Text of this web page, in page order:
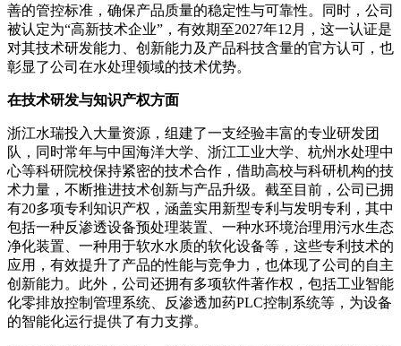
善的管控标准，确保产品质量的稳定性与可靠性。同时，公司
被认定为“高新技术企业”，有效期至2027年12月，这一认证是
对其技术研发能力、创新能力及产品科技含量的官方认可，也
彰显了公司在水处理领域的技术优势。
在技术研发与知识产权方面
浙江水瑞投入大量资源，组建了一支经验丰富的专业研发团
队，同时常年与中国海洋大学、浙江工业大学、杭州水处理中
心等科研院校保持紧密的技术合作，借助高校与科研机构的技
术力量，不断推进技术创新与产品升级。截至目前，公司已拥
有20多项专利知识产权，涵盖实用新型专利与发明专利，其中
包括一种反渗透设备预处理装置、一种水环境治理用污水生态
净化装置、一种用于软水水质的软化设备等，这些专利技术的
应用，有效提升了产品的性能与竞争力，也体现了公司的自主
创新能力。此外，公司还拥有多项软件著作权，包括工业智能
化零排放控制管理系统、反渗透加药PLC控制系统等，为设备
的智能化运行提供了有力支撑。